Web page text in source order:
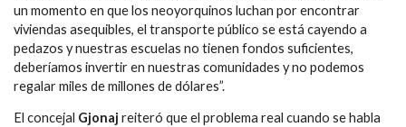
un momento en que los neoyorquinos luchan por encontrar
viviendas asequibles, el transporte público se está cayendo a
pedazos y nuestras escuelas no tienen fondos suficientes,
deberíamos invertir en nuestras comunidades y no podemos
regalar miles de millones de dólares”.
El concejal Gjonaj reiteró que el problema real cuando se habla